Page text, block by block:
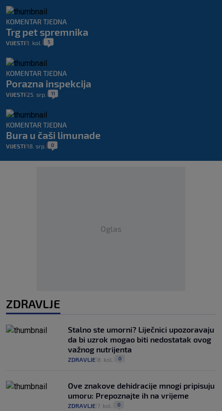
KOMENTAR TJEDNA
Trg pet spremnika
VIJESTI 1. kol. 5
KOMENTAR TJEDNA
Porazna inspekcija
VIJESTI 25. srp. 11
KOMENTAR TJEDNA
Bura u čaši limunade
VIJESTI 18. srp. 0
Oglas
ZDRAVLJE
Stalno ste umorni? Liječnici upozoravaju
da bi uzrok mogao biti nedostatak ovog
važnog nutrijenta
ZDRAVLJE 8. kol. 0
Ove znakove dehidracije mnogi pripisuju
umoru: Prepoznajte ih na vrijeme
ZDRAVLJE 7. kol. 0